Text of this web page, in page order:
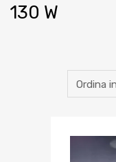
130 W